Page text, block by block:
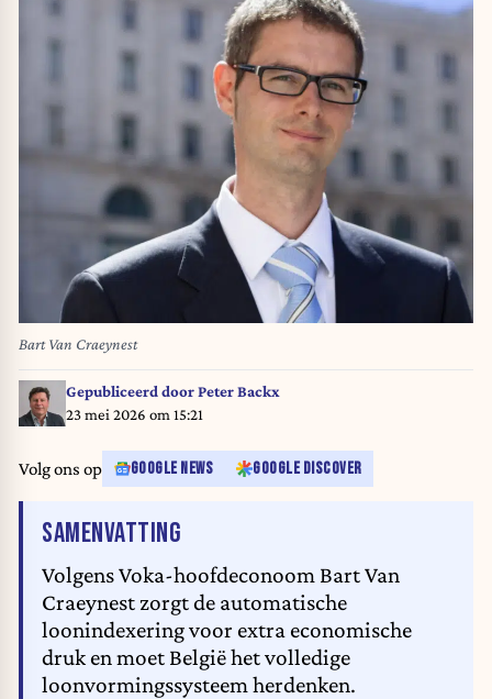
Bart Van Craeynest
Gepubliceerd doorPeter Backx
23 mei 2026 om 15:21
Volg ons op GOOGLE NEWS GOOGLE DISCOVER
SAMENVATTING
Volgens Voka-hoofdeconoom Bart Van
Craeynest zorgt de automatische
loonindexering voor extra economische
druk en moet België het volledige
loonvormingssysteem herdenken.